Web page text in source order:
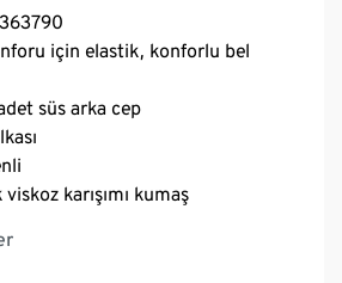
için elastik, konforlu bel
süs arka cep
karışımı kumaş
korur, mükemmel oturur, çok